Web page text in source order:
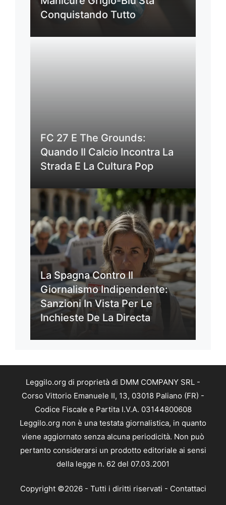
Conquistando Tutto
FC 27 E The Grounds:
Quando Il Calcio Incontra La
Strada E La Cultura Pop
La Spagna Contro Il
Giornalismo Indipendente:
Sanzioni In Vista Per Le
Inchieste De La Directa
Leggilo.org di proprietà di DMM COMPANY SRL -
Corso Vittorio Emanuele II, 13, 03018 Paliano (FR) -
Codice Fiscale e Partita I.V.A. 03144800608
Leggilo.org non è una testata giornalistica, in quanto
viene aggiornato senza alcuna periodicità. Non può
pertanto considerarsi un prodotto editoriale ai sensi
della legge n. 62 del 07.03.2001
Copyright ©2026 - Tutti i diritti riservati - Contattaci